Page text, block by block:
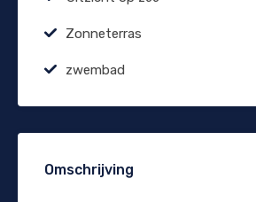
Zonneterras
zwembad
Omschrijving